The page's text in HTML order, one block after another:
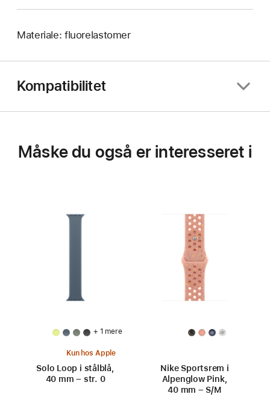
Materiale: fluorelastomer
Kompatibilitet
Måske du også er interesseret i
+ 1 mere
Kun hos Apple
Solo Loop i stålblå,
40 mm – str. 0
Nike Sportsrem i
Alpenglow Pink,
40 mm – S/M